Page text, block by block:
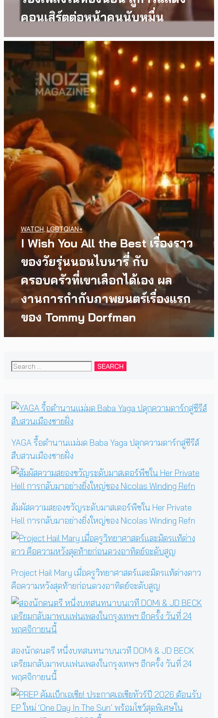
คอนเสิร์ตต่อหน้าคนนับหมื่น
I Wish You All the Best เรื่องราว
ของวัยรุ่นนอนไบนารี่ กับ
ครอบครัวที่เขาเลือกได้เอง ผล
งานการกำกับภาพยนตร์เรื่องแรก
ของ Tommy Dorfman
WATCH ,LGBTQIAN+
Search
YAGA รื้อตำนานแม่มด Baba Yaga ปลุกความดาร์กสู่ซีรีส์
สืบสวนเมืองชายฝั่ง
สัมผัสความสยองขวัญระดับมาสเตอร์พีซใน Her Private
Hell การกลับมาอย่างยิ่งใหญ่ของ Nicolas Winding Refn
Project Hail Mary เมื่อครูวิทยาศาสตร์และมิตรแท้ต่างดาว
คือความหวังสุดท้ายก่อนดวงอาทิตย์จะดับสูญ
สองนักดนตรี หนึ่งบทสนทนาบนเวที DOMi & JD BECK
เตรียมกลับมาพบแฟนเพลงในกรุงเทพฯ อีกครั้ง วันที่ 24
พฤศจิกายนนี้